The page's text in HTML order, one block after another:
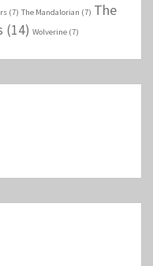
(7) The Mandalorian (7) The
(14) Wolverine (7)